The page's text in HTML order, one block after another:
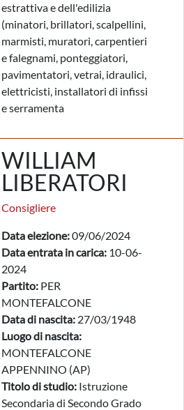
estrattiva e dell'edilizia
(minatori, brillatori, scalpellini,
marmisti, muratori, carpentieri
e falegnami, ponteggiatori,
pavimentatori, vetrai, idraulici,
elettricisti, installatori di infissi
e serramenta
WILLIAM
LIBERATORI
Consigliere
Data elezione:09/06/2024
Data entrata in carica: 10-06-
2024
Partito: PER
MONTEFALCONE
Data di nascita: 27/03/1948
Luogo di nascita:
MONTEFALCONE
APPENNINO (AP)
Titolo di studio: Istruzione
Secondaria di Secondo Grado